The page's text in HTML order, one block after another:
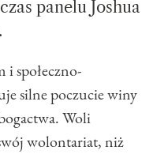
panelu Joshua
społeczno-
silne poczucie winy
Woli
wolontariat, niż